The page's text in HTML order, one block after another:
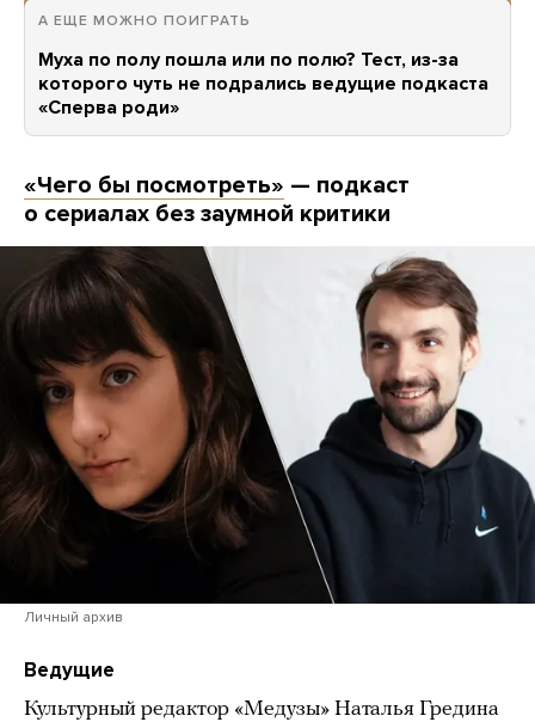
А ЕЩЕ МОЖНО ПОИГРАТЬ
Муха по полу пошла или по полю? Тест, из-за
которого чуть не подрались ведущие подкаста
«Сперва роди»
«Чего бы посмотреть» — подкаст
о сериалах без заумной критики
Личный архив
Ведущие
Культурный редактор «Медузы» Наталья Гредина